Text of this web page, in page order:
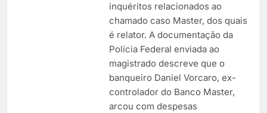
inquéritos relacionados ao
chamado caso Master, dos quais
é relator. A documentação da
Polícia Federal enviada ao
magistrado descreve que o
banqueiro Daniel Vorcaro, ex-
controlador do Banco Master,
arcou com despesas